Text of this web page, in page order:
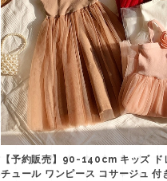
【予約販売】90-140cm キッズ ド
チュール ワンピース コサージュ 付